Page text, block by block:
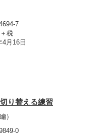
7
税
月16日
り替える練習
）
0